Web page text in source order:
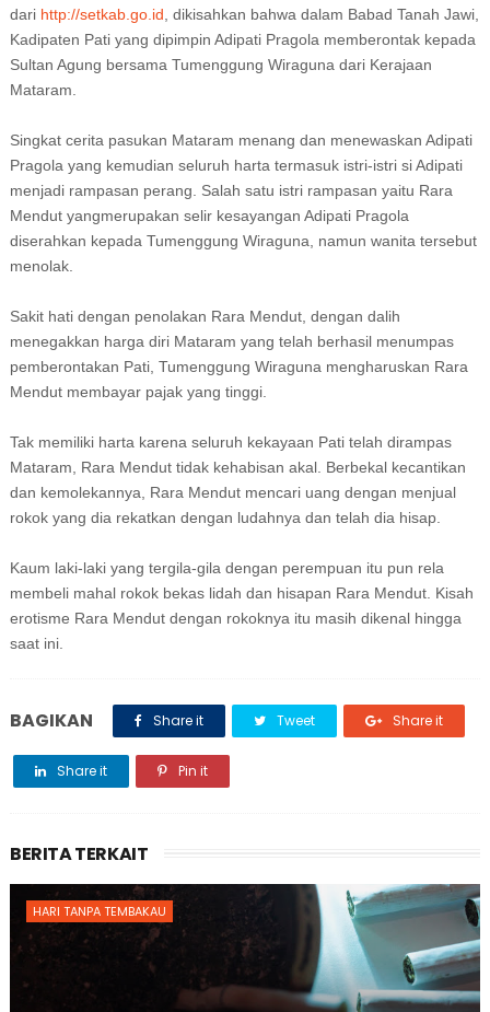
dari http://setkab.go.id , dikisahkan bahwa dalam Babad Tanah Jawi,
Kadipaten Pati yang dipimpin Adipati Pragola memberontak kepada
Sultan Agung bersama Tumenggung Wiraguna dari Kerajaan
Mataram.
Singkat cerita pasukan Mataram menang dan menewaskan Adipati
Pragola yang kemudian seluruh harta termasuk istri-istri si Adipati
menjadi rampasan perang. Salah satu istri rampasan yaitu Rara
Mendut yangmerupakan selir kesayangan Adipati Pragola
diserahkan kepada Tumenggung Wiraguna, namun wanita tersebut
menolak.
Sakit hati dengan penolakan Rara Mendut, dengan dalih
menegakkan harga diri Mataram yang telah berhasil menumpas
pemberontakan Pati, Tumenggung Wiraguna mengharuskan Rara
Mendut membayar pajak yang tinggi.
Tak memiliki harta karena seluruh kekayaan Pati telah dirampas
Mataram, Rara Mendut tidak kehabisan akal. Berbekal kecantikan
dan kemolekannya, Rara Mendut mencari uang dengan menjual
rokok yang dia rekatkan dengan ludahnya dan telah dia hisap.
Kaum laki-laki yang tergila-gila dengan perempuan itu pun rela
membeli mahal rokok bekas lidah dan hisapan Rara Mendut. Kisah
erotisme Rara Mendut dengan rokoknya itu masih dikenal hingga
saat ini.
BAGIKAN Share it Tweet Share it
Share it Pin it
BERITA TERKAIT
HARI TANPA TEMBAKAU